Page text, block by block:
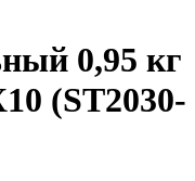
0,95 кг
(ST2030-